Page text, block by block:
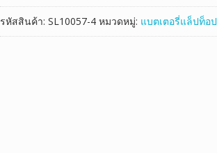
รหัสสินค้า: SL10057-4 หมวดหมู่: แบตเตอรี่แล็ปท็อป